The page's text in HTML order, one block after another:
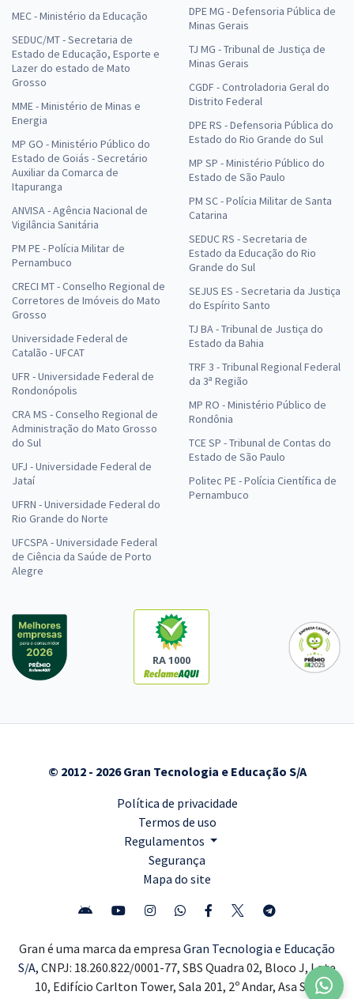
MEC - Ministério da Educação
SEDUC/MT - Secretaria de
Estado de Educação, Esporte e
Lazer do estado de Mato
Grosso
MME - Ministério de Minas e
Energia
MP GO - Ministério Público do
Estado de Goiás - Secretário
Auxiliar da Comarca de
Itapuranga
ANVISA - Agência Nacional de
Vigilância Sanitária
PM PE - Polícia Militar de
Pernambuco
CRECI MT - Conselho Regional de
Corretores de Imóveis do Mato
Grosso
Universidade Federal de
Catalão - UFCAT
UFR - Universidade Federal de
Rondonópolis
CRA MS - Conselho Regional de
Administração do Mato Grosso
do Sul
UFJ - Universidade Federal de
Jataí
UFRN - Universidade Federal do
Rio Grande do Norte
UFCSPA - Universidade Federal
de Ciência da Saúde de Porto
Alegre
DPE MG - Defensoria Pública de
Minas Gerais
TJ MG - Tribunal de Justiça de
Minas Gerais
CGDF - Controladoria Geral do
Distrito Federal
DPE RS - Defensoria Pública do
Estado do Rio Grande do Sul
MP SP - Ministério Público do
Estado de São Paulo
PM SC - Polícia Militar de Santa
Catarina
SEDUC RS - Secretaria de
Estado da Educação do Rio
Grande do Sul
SEJUS ES - Secretaria da Justiça
do Espírito Santo
TJ BA - Tribunal de Justiça do
Estado da Bahia
TRF 3 - Tribunal Regional Federal
da 3ª Região
MP RO - Ministério Público de
Rondônia
TCE SP - Tribunal de Contas do
Estado de São Paulo
Politec PE - Polícia Científica de
Pernambuco
RA 1000
© 2012 - 2026 Gran Tecnologia e Educação S/A
Política de privacidade
Termos de uso
Regulamentos
Segurança
Mapa do site
Gran é uma marca da empresa Gran Tecnologia e Educação
S/A, CNPJ: 18.260.822/0001-77, SBS Quadra 02, Bloco J, Lote
10, Edifício Carlton Tower, Sala 201, 2º Andar, Asa Sul,